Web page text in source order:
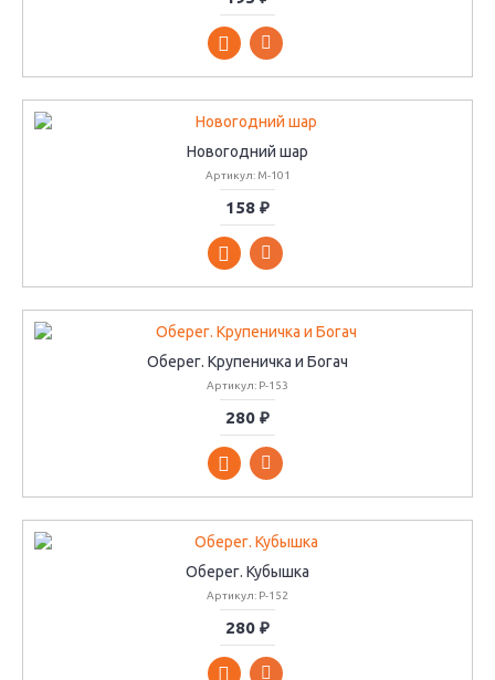
Новогодний шар
Артикул: М-101
158 ₽
Оберег. Крупеничка и Богач
Артикул: P-153
280 ₽
Оберег. Кубышка
Артикул: P-152
280 ₽